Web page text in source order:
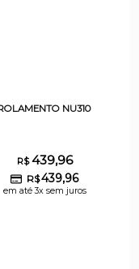
NU310
R$439,96
R$439,96
em até 3x sem juros